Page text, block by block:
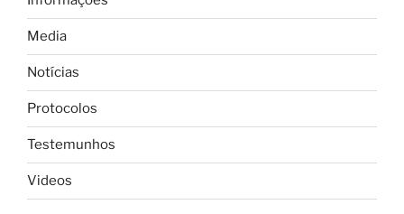
Media
Notícias
Protocolos
Testemunhos
Videos